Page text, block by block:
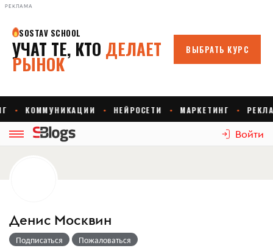
РЕКЛАМА
Войти
Денис Москвин
Подписаться Пожаловаться